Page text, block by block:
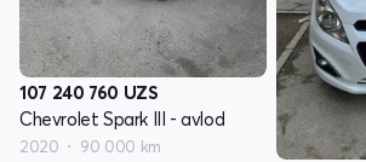
107 240 760 UZS
Chevrolet Spark III - avlod
2020 90 000 km